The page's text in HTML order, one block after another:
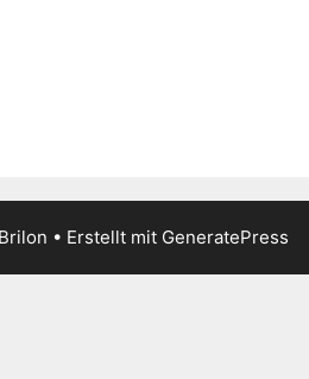
• Erstellt mit GeneratePress